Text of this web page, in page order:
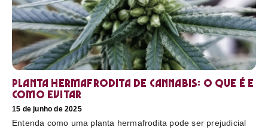
Planta hermafrodita de cannabis: O que é e
como evitar
15 de junho de 2025
Entenda como uma planta hermafrodita pode ser prejudicial